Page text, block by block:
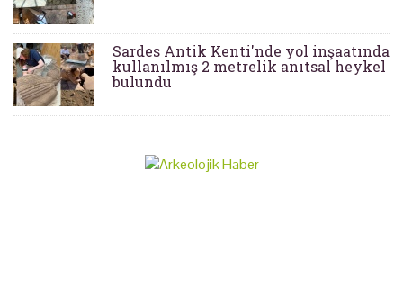
Sardes Antik Kenti'nde yol inşaatında
kullanılmış 2 metrelik anıtsal heykel
bulundu